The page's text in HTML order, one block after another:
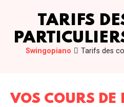
TARIFS
Swingopiano Tarifs des
VOS COURS